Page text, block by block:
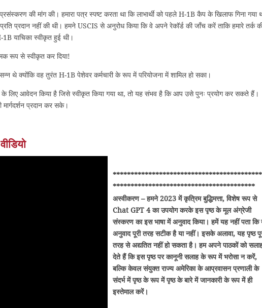
की मांग की। हमारा पत्र स्पष्ट करता था कि लाभार्थी को पहले H-1B कैप के खिलाफ गिना गया
प्रदान नहीं की थी। हमने USCIS से अनुरोध किया कि वे अपने रेकॉर्ड की जाँच करें ताकि हमारे तर्क
याचिका स्वीकृत हुई थी।
रूप से स्वीकृत कर दिया!
थे क्योंकि वह तुरंत H-1B पेशेवर कर्मचारी के रूप में परियोजना में शामिल हो सका।
लिए आवेदन किया है जिसे स्वीकृत किया गया था, तो यह संभव है कि आप उसे पुनः प्रयोग कर सकते हैं।
प्रदान कर सके।
****************************************
अस्वीकरण – हमने 2023 में कृत्रिम बुद्धिमत्ता, विशेष रूप से
Chat GPT 4 का उपयोग करके इस पृष्ठ के मूल अंग्रेजी
संस्करण का इस भाषा में अनुवाद किया। हमें यह नहीं पता कि
अनुवाद पूरी तरह सटीक है या नहीं। इसके अलावा, यह पृष्ठ
तरह से अद्यतित नहीं हो सकता है। हम अपने पाठकों को
देते हैं कि इस पृष्ठ पर कानूनी सलाह के रूप में भरोसा न करें,
बल्कि केवल संयुक्त राज्य अमेरिका के आप्रवासन प्रणाली के
संदर्भ में पृष्ठ के रूप में पृष्ठ के बारे में जानकारी के रूप में ही
इस्तेमाल करें।